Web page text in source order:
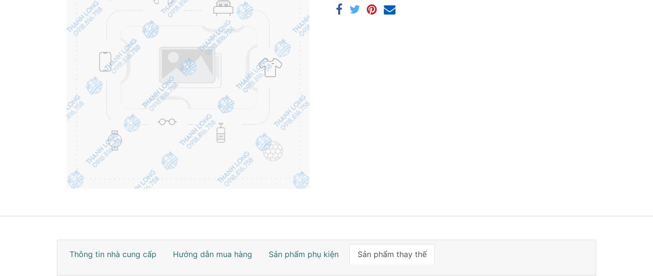
Thông tin nhà cung cấp Hướng dẫn mua hàng Sản phẩm phụ kiện Sản phẩm thay thế